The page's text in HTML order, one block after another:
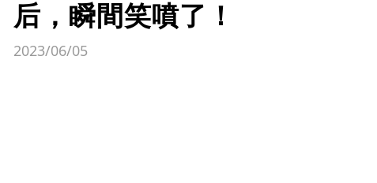
后，瞬間笑噴了！
2023/06/05